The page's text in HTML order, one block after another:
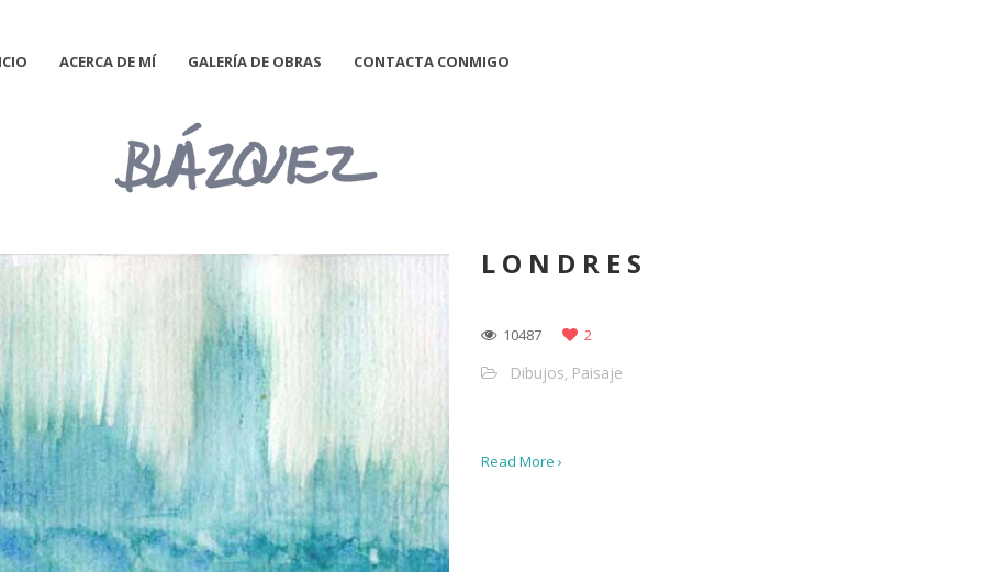
ACERCA DE MÍ GALERÍA DE OBRAS CONTACTA CONMIGO
LONDRES
10487 2
Dibujos, Paisaje
Read More ›